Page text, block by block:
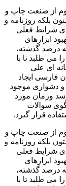
از صنعت چاپ و
بلکه روزنامه و
شرایط فعلی
ابزارهای
درصد گذشته،
می طلبد تا با
ای علی
فارسی ایجاد
و دشواری موجود
وزمان مورد
سوالات
قرار گیرد.
از صنعت چاپ و
بلکه روزنامه و
شرایط فعلی
ابزارهای
درصد گذشته،
می طلبد تا با